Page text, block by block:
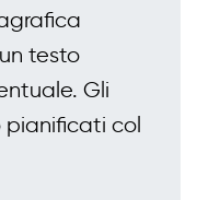
testo
Gli
pianificati col